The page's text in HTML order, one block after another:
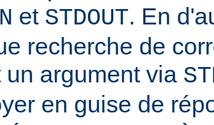
et STDOUT. En
recherche de
un argument via
en guise de